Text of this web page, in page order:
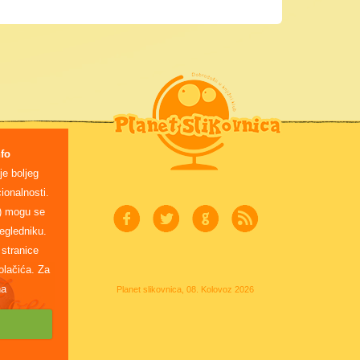
boljeg
mogu se
Za
Planet slikovnica, 08. Kolovoz 2026